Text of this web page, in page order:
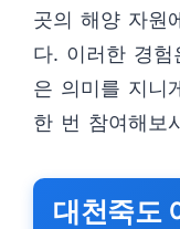
곳의 해양 자원
다. 이러한 경
은 의미를 지니
한 번 참여해보
대천죽도